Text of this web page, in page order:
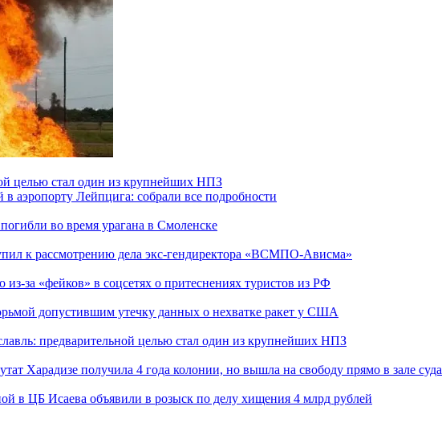
целью стал один из крупнейших НПЗ
в аэропорту Лейпцига: собрали все подробности
во время урагана в Смоленске
к рассмотрению дела экс-гендиректора «ВСМПО-Ависма»
из-за «фейков» в соцсетях о притеснениях туристов из РФ
допустившим утечку данных о нехватке ракет у США
предварительной целью стал один из крупнейших НПЗ
Харадизе получила 4 года колонии, но вышла на свободу прямо в зале суда
в ЦБ Исаева объявили в розыск по делу хищения 4 млрд рублей